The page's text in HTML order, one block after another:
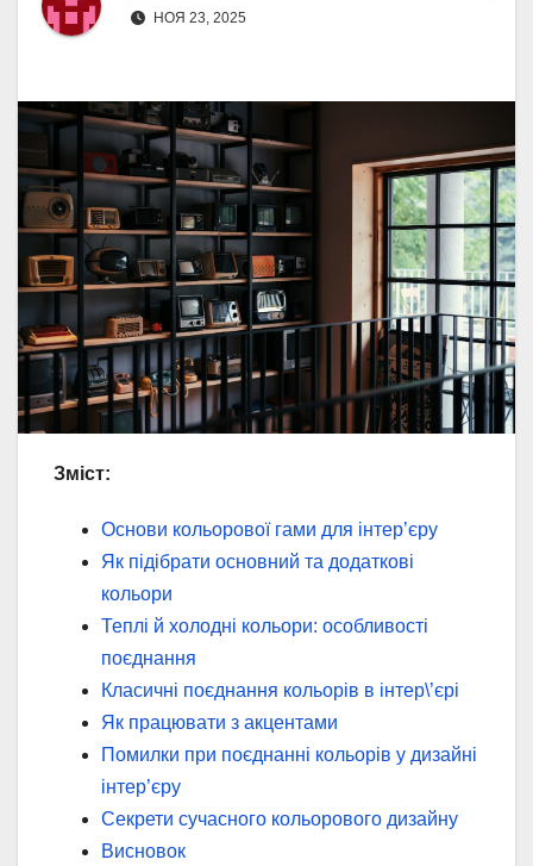
НОЯ 23, 2025
Зміст:
Основи кольорової гами для інтер’єру
Як підібрати основний та додаткові
кольори
Теплі й холодні кольори: особливості
поєднання
Класичні поєднання кольорів в інтер\’єрі
Як працювати з акцентами
Помилки при поєднанні кольорів у дизайні
інтер’єру
Секрети сучасного кольорового дизайну
Висновок